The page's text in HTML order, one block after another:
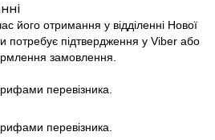
його отримання у відділенні Нової
потребує підтвердження у Viber або
замовлення.
перевізника.
перевізника.